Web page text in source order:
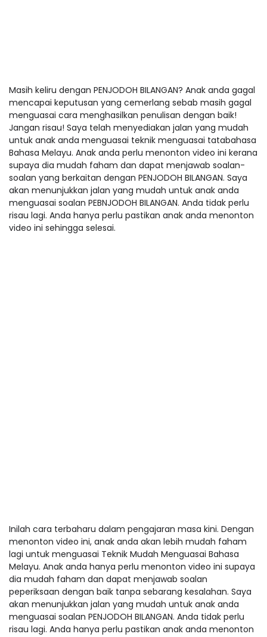
Masih keliru dengan PENJODOH BILANGAN? Anak anda gagal
mencapai keputusan yang cemerlang sebab masih gagal
menguasai cara menghasilkan penulisan dengan baik!
Jangan risau! Saya telah menyediakan jalan yang mudah
untuk anak anda menguasai teknik menguasai tatabahasa
Bahasa Melayu. Anak anda perlu menonton video ini kerana
supaya dia mudah faham dan dapat menjawab soalan-
soalan yang berkaitan dengan PENJODOH BILANGAN. Saya
akan menunjukkan jalan yang mudah untuk anak anda
menguasai soalan PEBNJODOH BILANGAN. Anda tidak perlu
risau lagi. Anda hanya perlu pastikan anak anda menonton
video ini sehingga selesai.
Inilah cara terbaharu dalam pengajaran masa kini. Dengan
menonton video ini, anak anda akan lebih mudah faham
lagi untuk menguasai Teknik Mudah Menguasai Bahasa
Melayu. Anak anda hanya perlu menonton video ini supaya
dia mudah faham dan dapat menjawab soalan
peperiksaan dengan baik tanpa sebarang kesalahan. Saya
akan menunjukkan jalan yang mudah untuk anak anda
menguasai soalan PENJODOH BILANGAN. Anda tidak perlu
risau lagi. Anda hanya perlu pastikan anak anda menonton